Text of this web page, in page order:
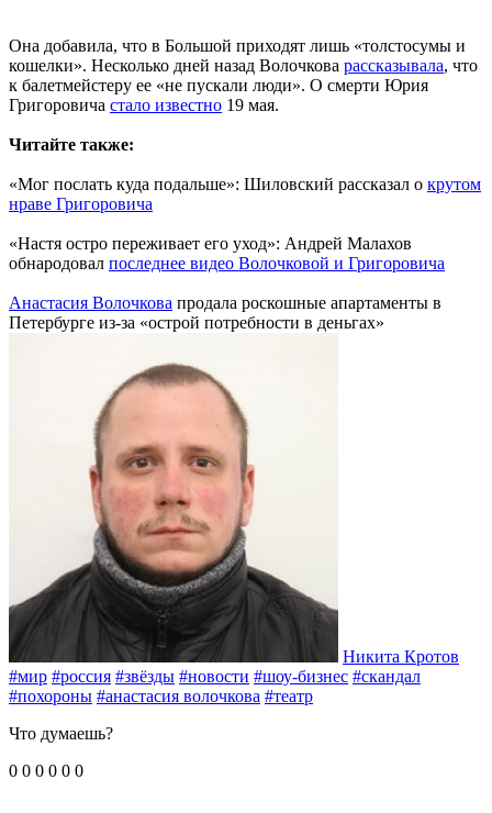
Она добавила, что в Большой приходят лишь «толстосумы и
кошелки». Несколько дней назад Волочкова рассказывала, что
к балетмейстеру ее «не пускали люди». О смерти Юрия
Григоровича стало известно 19 мая.
Читайте также:
«Мог послать куда подальше»: Шиловский рассказал о крутом
нраве Григоровича
«Настя остро переживает его уход»: Андрей Малахов
обнародовал последнее видео Волочковой и Григоровича
Анастасия Волочкова продала роскошные апартаменты в
Петербурге из-за «острой потребности в деньгах»
Никита Кротов
#мир #россия #звёзды #новости #шоу-бизнес #скандал
#похороны #анастасия волочкова #театр
Что думаешь?
0 0 0 0 0 0